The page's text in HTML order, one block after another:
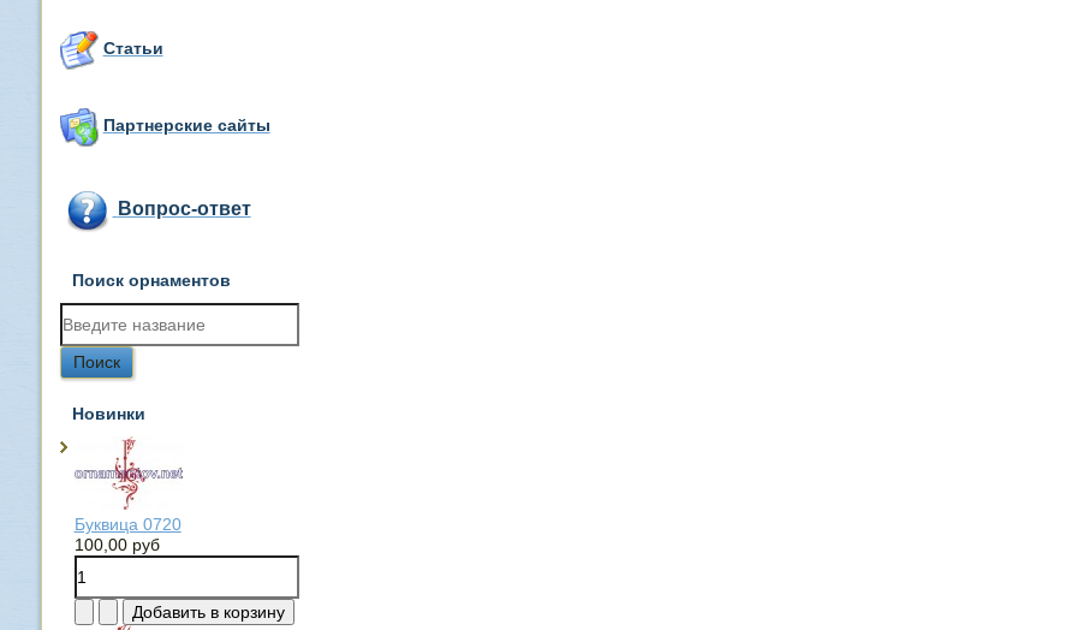
Статьи
Партнерские сайты
Вопрос-ответ
Поиск орнаментов
Новинки
Буквица 0720
100,00 руб